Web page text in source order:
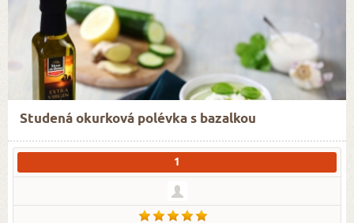
Studená okurková polévka s bazalkou
1